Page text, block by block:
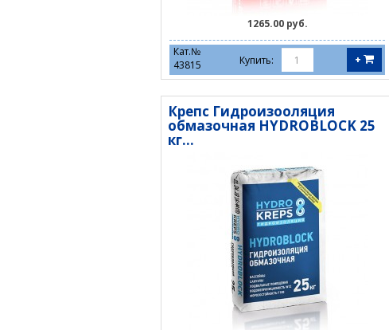
1265.00 руб.
Кат.№
43815
Купить: +
Крепс Гидроизооляция
обмазочная HYDROBLOCK 25
кг...